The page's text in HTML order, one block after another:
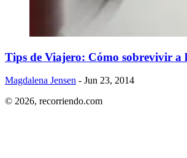
Tips de Viajero: Cómo sobrevivir a
Magdalena Jensen - Jun 23, 2014
© 2026, recorriendo.com